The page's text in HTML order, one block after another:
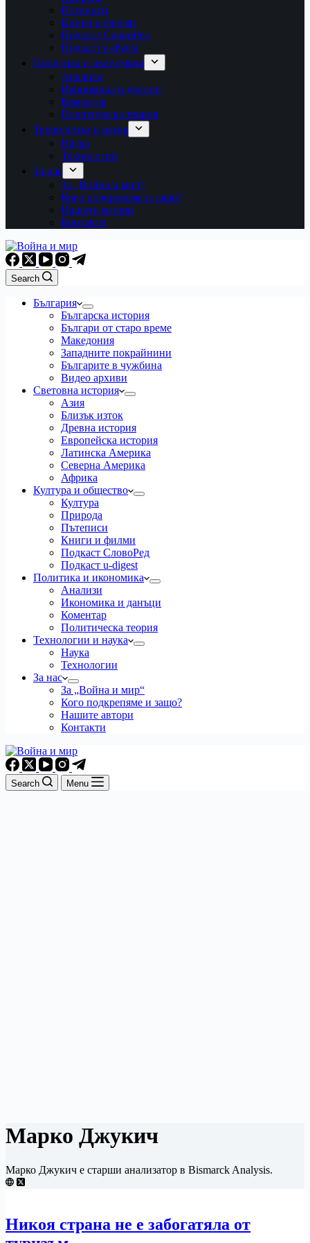
Пътеписи
Книги и филми
Подкаст СловоРед
Подкаст u-digest
Политика и икономика
Анализи
Икономика и данъци
Коментар
Политическа теория
Технологии и наука
Наука
Технологии
За нас
За „Война и мир“
Кого подкрепяме и защо?
Нашите автори
Контакти
Search
България
Българска история
Българи от старо време
Македония
Западните покрайнини
Българите в чужбина
Видео архиви
Световна история
Азия
Близък изток
Древна история
Европейска история
Латинска Америка
Северна Америка
Африка
Култура и общество
Култура
Природа
Пътеписи
Книги и филми
Подкаст СловоРед
Подкаст u-digest
Политика и икономика
Анализи
Икономика и данъци
Коментар
Политическа теория
Технологии и наука
Наука
Технологии
За нас
За „Война и мир“
Кого подкрепяме и защо?
Нашите автори
Контакти
Search Menu
Марко Джукич
Марко Джукич е старши анализатор в Bismarck Analysis.
Никоя страна не е забогатяла от